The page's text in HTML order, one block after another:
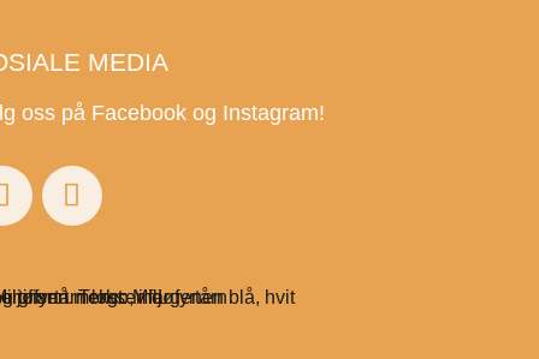
MEDIA
oss på Facebook og Instagram!